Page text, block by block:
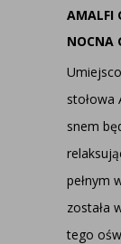
AMALFI
NOCNA
stołowa
snem
pełnym
została
tego